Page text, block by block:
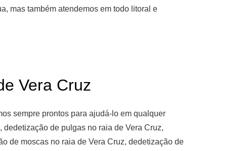
mas também atendemos em todo litoral e
Vera Cruz
sempre prontos para ajudá-lo em qualquer
de pulgas no raia de Vera Cruz,
de moscas no raia de Vera Cruz, dedetização de